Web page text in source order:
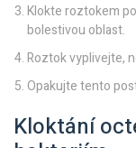
Klokte roztokem
bolestivou oblast.
Roztok vyplivejte,
Opakujte tento
Kloktání